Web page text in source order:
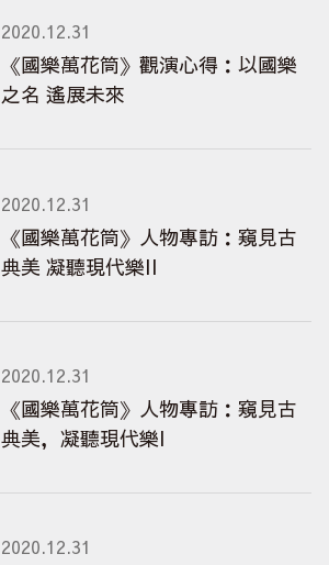
2020.12.31
《國樂萬花筒》觀演心得：以國樂
之名 遙展未來
2020.12.31
《國樂萬花筒》人物專訪：窺見古
典美 凝聽現代樂II
2020.12.31
《國樂萬花筒》人物專訪：窺見古
典美，凝聽現代樂I
2020.12.31